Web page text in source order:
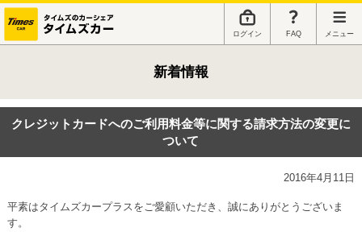
ログイン FAQ メニュー
新着情報
クレジットカードへのご利用料金等に関する請求方法の変更に
ついて
2016年4月11日
平素はタイムズカープラスをご愛顧いただき、誠にありがとうございま
す。